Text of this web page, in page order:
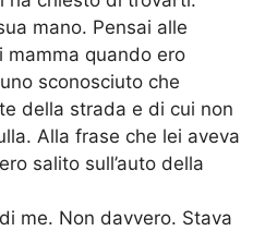
mano. Pensai alle
quando ero
sconosciuto che
della strada e di cui non
Alla frase che lei aveva
salito sull’auto della
me. Non davvero. Stava